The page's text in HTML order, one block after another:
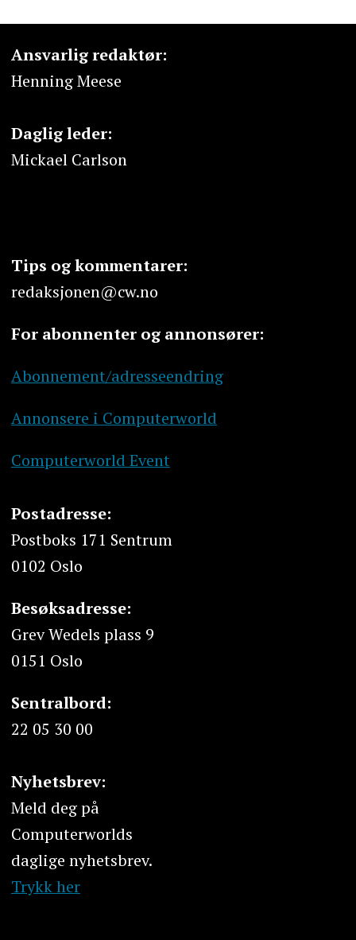
Ansvarlig redaktør:
Henning Meese
Daglig leder:
Mickael Carlson
Tips og kommentarer:
redaksjonen@cw.no
For abonnenter og annonsører:
Abonnement/adresseendring
Annonsere i Computerworld
Computerworld Event
Postadresse:
Postboks 171 Sentrum
0102 Oslo
Besøksadresse:
Grev Wedels plass 9
0151 Oslo
Sentralbord:
22 05 30 00
Nyhetsbrev:
Meld deg på
Computerworlds
daglige nyhetsbrev.
Trykk her